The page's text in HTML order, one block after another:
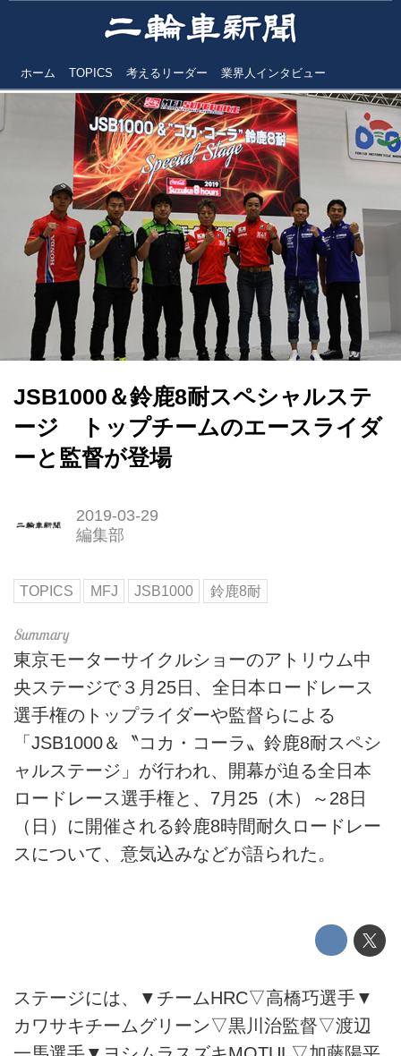
ホーム TOPICS 考えるリーダー 業界人インタビュー
JSB1000＆鈴鹿8耐スペシャルステ
ージ トップチームのエースライダ
ーと監督が登場
2019-03-29
編集部
TOPICS MFJ JSB1000 鈴鹿8耐
東京モーターサイクルショーのアトリウム中
央ステージで３月25日、全日本ロードレース
選手権のトップライダーや監督らによる
「JSB1000＆〝コカ・コーラ〟鈴鹿8耐スペシ
ャルステージ」が行われ、開幕が迫る全日本
ロードレース選手権と、7月25（木）～28日
（日）に開催される鈴鹿8時間耐久ロードレー
スについて、意気込みなどが語られた。
ステージには、▼チームHRC▽高橋巧選手▼
カワサキチームグリーン▽黒川治監督▽渡辺